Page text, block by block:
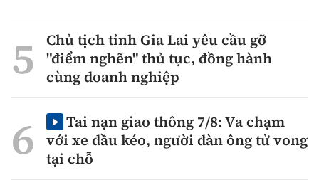
Chủ tịch tỉnh Gia Lai yêu cầu gỡ
"điểm nghẽn" thủ tục, đồng hành
cùng doanh nghiệp
Tai nạn giao thông 7/8: Va chạm
với xe đầu kéo, người đàn ông tử vong
tại chỗ